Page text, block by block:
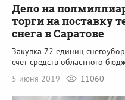
Дело на
торги на поставку
снега в Саратове
Закупка 72 единиц
счет средств областного
5 июня 2019
11060